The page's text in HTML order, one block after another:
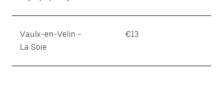
Vaulx-en-Velin -
La Soie
€13